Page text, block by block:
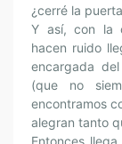
¿cerré la
Y así, con la
hacen ruido
encargada
(que no
encontramos
alegran tanto
Entonces